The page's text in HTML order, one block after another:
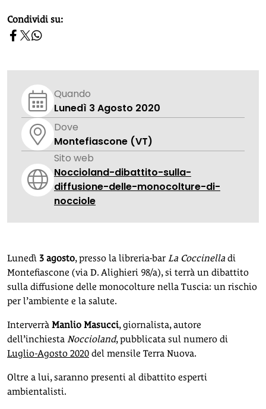
homepage h2
Condividi su:
Quando
Lunedì 3 Agosto 2020
Dove
Montefiascone (VT)
Sito web
Noccioland-dibattito-sulla-
diffusione-delle-monocolture-di-
nocciole
Lunedì 3 agosto, presso la libreria-barLa Coccinella di
Montefiascone (via D. Alighieri 98/a), si terrà un dibattito
sulla diffusione delle monocolture nella Tuscia: un rischio
per l’ambiente e la salute.
Interverrà Manlio Masucci, giornalista, autore
dell’inchiesta Noccioland, pubblicata sul numero di
Luglio-Agosto 2020 del mensile Terra Nuova.
Oltre a lui, saranno presenti al dibattito esperti
ambientalisti.